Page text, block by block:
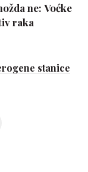
ne: Voćke
raka
stanice